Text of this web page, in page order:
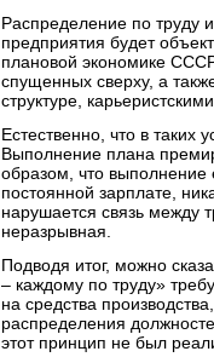
Распределение по труду
предприятия будет
плановой экономике
спущенных сверху, а
структуре,
Естественно, что в таких
Выполнение плана
образом, что
постоянной зарплате,
нарушается связь между
неразрывная.
Подводя итог, можно
– каждому по труду»
на средства
распределения
этот принцип не был